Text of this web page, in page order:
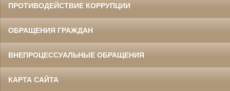
ПРОТИВОДЕЙСТВИЕ КОРРУПЦИИ
ОБРАЩЕНИЯ ГРАЖДАН
ВНЕПРОЦЕССУАЛЬНЫЕ ОБРАЩЕНИЯ
КАРТА САЙТА